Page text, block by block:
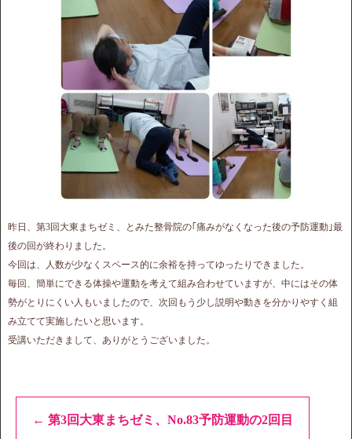
昨日、第3回大東まちゼミ、とみた整骨院の｢痛みがなくなった後の予防運動｣最
後の回が終わりました。
今回は、人数が少なくスペース的に余裕を持ってゆったりできました。
毎回、簡単にできる体操や運動を考えて組み合わせていますが、中にはその体
勢がとりにくい人もいましたので、次回もう少し説明や動きを分かりやすく組
み立てて実施したいと思います。
受講いただきまして、ありがとうございました。
← 第3回大東まちゼミ、No.83予防運動の2回目